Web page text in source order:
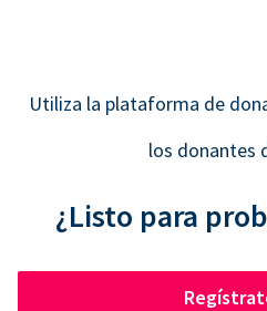
Utiliza la plataforma de
los donantes
¿Listo para